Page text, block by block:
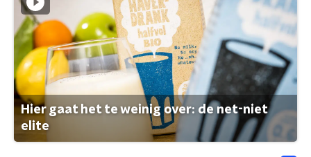
Hier gaat het te weinig over: de net-niet
elite